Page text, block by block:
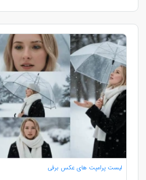
لیست پرامپت های عکس برفی